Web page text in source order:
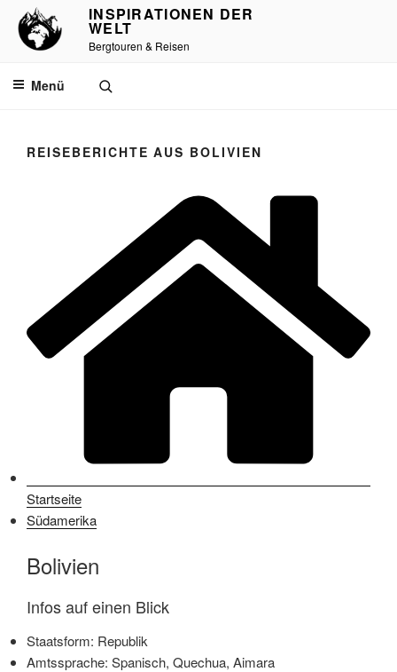
Zum
Inhalt
springen
INSPIRATIONEN DER
WELT
Bergtouren & Reisen
Menü
REISEBERICHTE AUS BOLIVIEN
Startseite
Südamerika
Bolivien
Infos auf einen Blick
Staatsform: Republik
Amtssprache: Spanisch, Quechua, Aimara